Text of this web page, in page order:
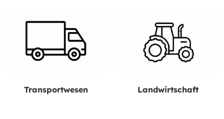
Transportwesen Landwirtschaft